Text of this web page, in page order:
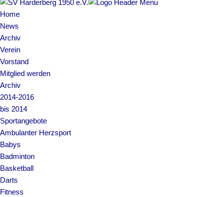
Home
News
Archiv
Verein
Vorstand
Mitglied werden
Archiv
2014-2016
bis 2014
Sportangebote
Ambulanter Herzsport
Babys
Badminton
Basketball
Darts
Fitness